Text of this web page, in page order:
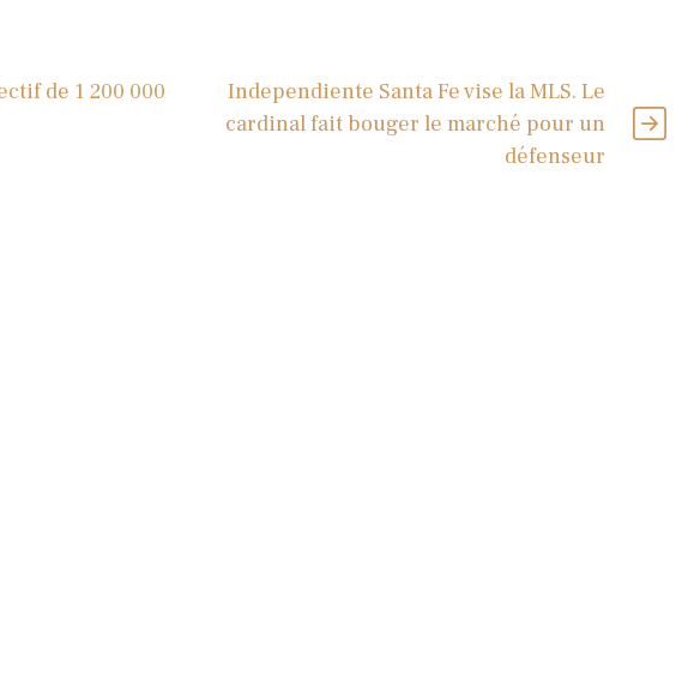
de 1 200 000
Independiente Santa Fe vise la MLS. Le
cardinal fait bouger le marché pour un
défenseur